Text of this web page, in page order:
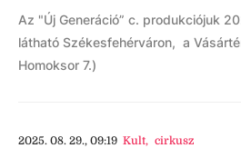
Az "Új Generáció” c. produkciójuk
látható Székesfehérváron, a
Homoksor 7.)
2025. 08. 29., 09:19 Kult, cirkusz